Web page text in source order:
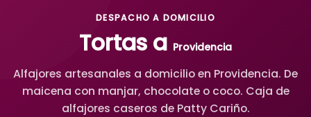
DESPACHO A DOMICILIO
Tortas a Providencia
Alfajores artesanales a domicilio en Providencia. De
maicena con manjar, chocolate o coco. Caja de
alfajores caseros de Patty Cariño.